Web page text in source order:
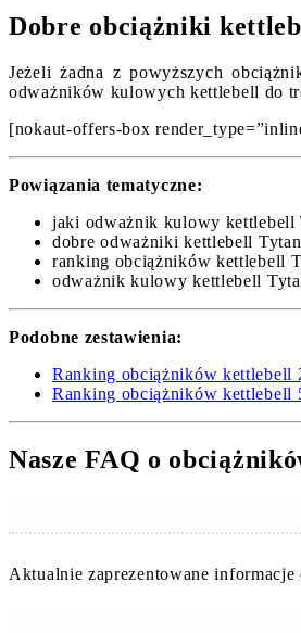
Dobre obciążniki
Jeżeli żadna z powyższych
odważników kulowych kettlebell do
[nokaut-offers-box
Powiązania tematyczne:
jaki odważnik kulowy kettlebell
dobre odważniki kettlebell
ranking obciążników kettlebell
odważnik kulowy kettlebell
Podobne zestawienia:
Ranking obciążników kettlebell
Ranking obciążników kettlebell
Nasze FAQ o
Aktualnie zaprezentowane